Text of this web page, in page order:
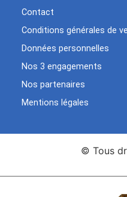
Contact
Conditions générales de
Données personnelles
Nos 3 engagements
Nos partenaires
Mentions légales
© Tous